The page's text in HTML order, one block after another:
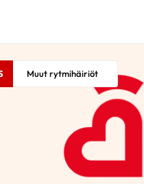
Muut rytmihäiriöt